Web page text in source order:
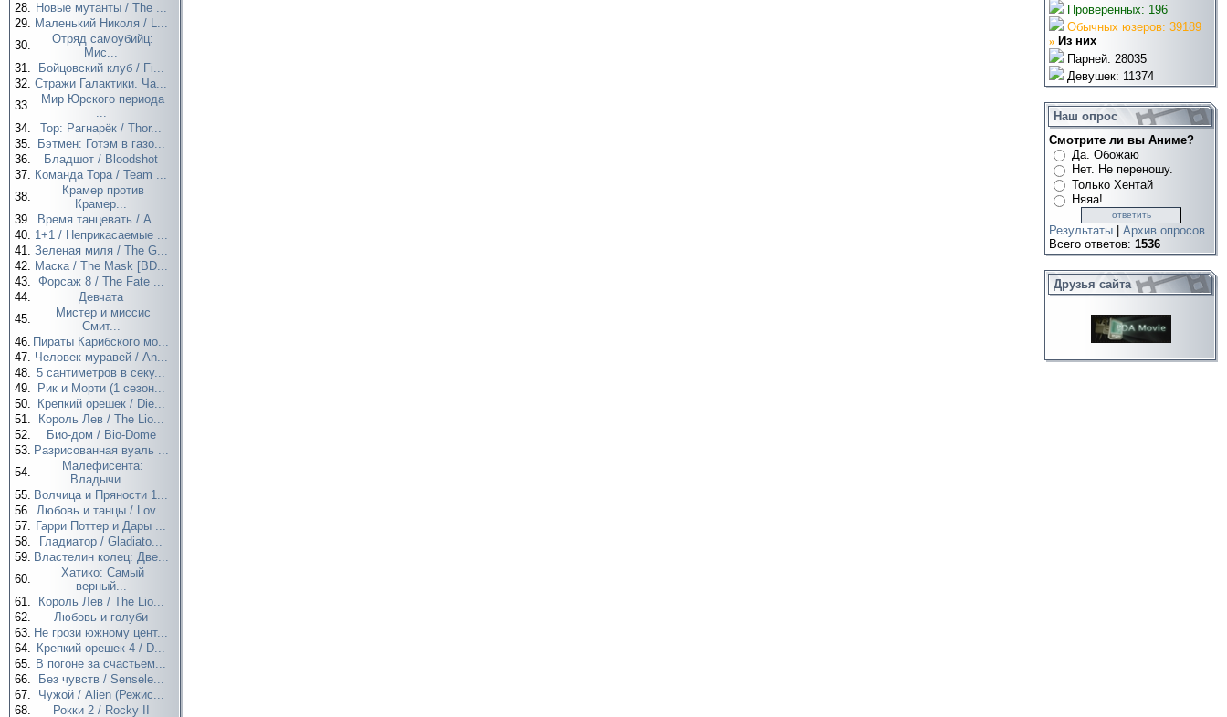
28. Новые мутанты / The ...
29. Маленький Николя / L...
30.
Отряд самоубийц:
Мис...
31.
Бойцовский клуб / Fi...
32. Стражи Галактики. Ча...
33.
Мир Юрского периода
...
34.
Тор: Рагнарёк / Thor...
35.
Бэтмен: Готэм в газо...
36.
Бладшот / Bloodshot
37. Команда Тора / Team ...
38.
Крамер против
Крамер...
39.
Время танцевать / A ...
40. 1+1 / Неприкасаемые ...
41. Зеленая миля / The G...
42. Маска / The Mask [BD...
43. Форсаж 8 / The Fate ...
44.
Девчата
45.
Мистер и миссис
Смит...
46. Пираты Карибского мо...
47. Человек-муравей / An...
48. 5 сантиметров в секу...
49.
Рик и Морти (1 сезон...
50.
Крепкий орешек / Die...
51.
Король Лев / The Lio...
52.
Био-дом / Bio-Dome
53. Разрисованная вуаль ...
54.
Малефисента:
Владычи...
55. Волчица и Пряности 1...
56. Любовь и танцы / Lov...
57. Гарри Поттер и Дары ...
58.
Гладиатор / Gladiato...
59. Властелин колец: Две...
60.
Хатико: Самый
верный...
61.
Король Лев / The Lio...
62.
Любовь и голуби
63. Не грози южному цент...
64. Крепкий орешек 4 / D...
65. В погоне за счастьем...
66.
Без чувств / Sensele...
67.
Чужой / Alien (Режис...
68.
Рокки 2 / Rocky II
Проверенных: 196
Обычных юзеров: 39189
» Из них
Парней: 28035
Девушек: 11374
Наш опрос
Смотрите ли вы Аниме?
Да. Обожаю
Нет. Не переношу.
Только Хентай
Няяа!
Результаты
Архив опросов
Всего ответов: 1536
Друзья сайта